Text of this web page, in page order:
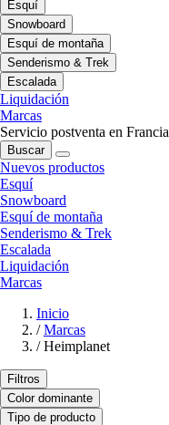
Esquí
Snowboard
Esquí de montaña
Senderismo & Trek
Escalada
Liquidación
Marcas
Servicio postventa en Francia
Buscar
Nuevos productos
Esquí
Snowboard
Esquí de montaña
Senderismo & Trek
Escalada
Liquidación
Marcas
Inicio
/ Marcas
/ Heimplanet
Filtros
Color dominante
Tipo de producto